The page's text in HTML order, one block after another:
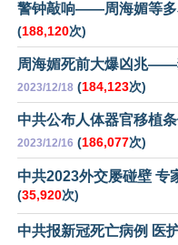
警钟敲响——周海媚等多
(188,120次)
周海媚死前大爆凶兆——
2023/12/18 (184,123次)
中共公布人体器官移植
2023/12/16 (186,077次)
中共2023外交屡碰壁 专
(35,920次)
中共报新冠死亡病例 医